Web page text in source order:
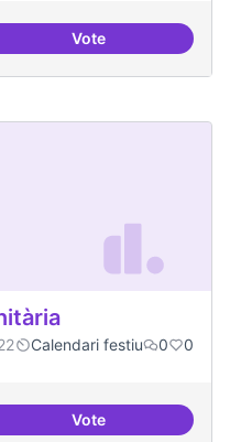
VoteCongregació
Calendari festiu 0 0
VotePodcast Radio